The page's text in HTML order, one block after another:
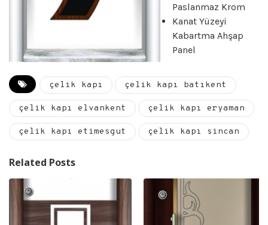
Paslanmaz Krom
Kanat Yüzeyi
Kabartma Ahşap
Panel
çelik kapı çelik kapı batıkent
çelik kapı elvankent çelik kapı eryaman
çelik kapı etimesgut çelik kapı sincan
Related Posts